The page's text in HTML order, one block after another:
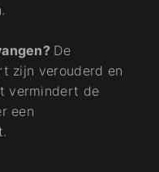
De
zijn verouderd en
vermindert de
een